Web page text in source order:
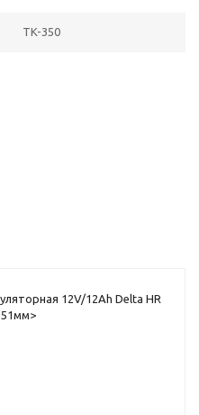
TK-350
12V/12Ah Delta HR